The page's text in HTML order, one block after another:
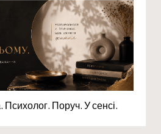
Психолог. Поруч. У сенсі.